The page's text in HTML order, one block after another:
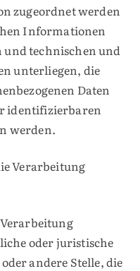
zugeordnet werden
Informationen
technischen und
unterliegen, die
Daten
identifizierbaren
werden.
Verarbeitung
oder juristische
andere Stelle, die